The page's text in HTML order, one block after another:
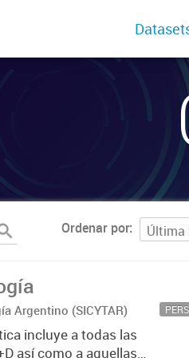
Ordenar por
Argentino (SICYTAR)
incluye a todas las
así como a aquellas